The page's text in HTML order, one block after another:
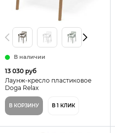
В наличии
13 030 руб
Лаунж-кресло пластиковое
Doga Relax
В КОРЗИНУ В 1 КЛИК